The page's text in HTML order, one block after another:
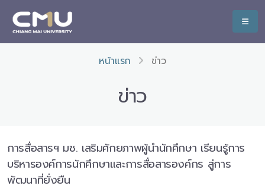
หน้าแรก ข่าว
ข่าว
การสื่อสารฯ มช. เสริมศักยภาพผู้นำนักศึกษา เรียนรู้การ
บริหารองค์การนักศึกษาและการสื่อสารองค์กร สู่การ
พัฒนาที่ยั่งยืน